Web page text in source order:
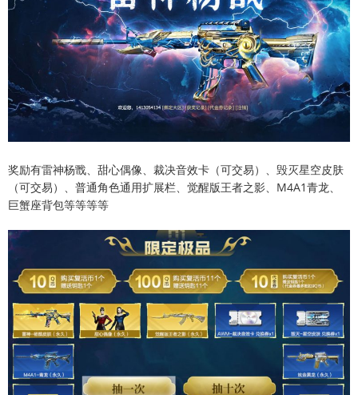
奖励有雷神杨戬、甜心偶像、裁决音效卡（可交易）、毁灭星空皮肤
（可交易）、普通角色通用扩展栏、觉醒版王者之影、M4A1青龙、
巨蟹座背包等等等等